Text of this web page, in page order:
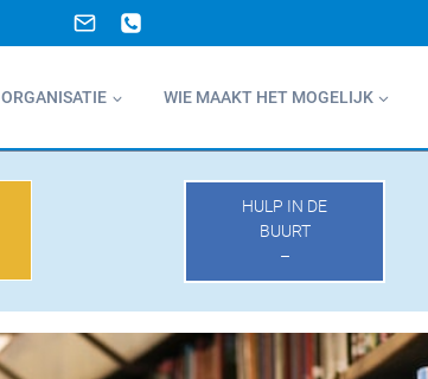
ORGANISATIE WIE MAAKT HET MOGELIJK
HULP IN DE
BUURT
–